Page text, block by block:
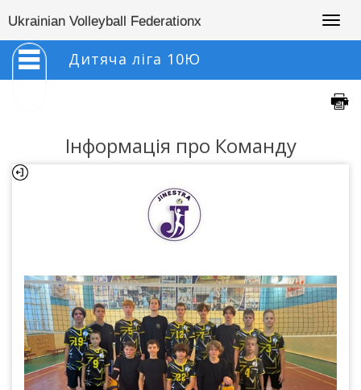
Ukrainian Volleyball Federationx
Дитяча ліга 10Ю
Інформація про Команду